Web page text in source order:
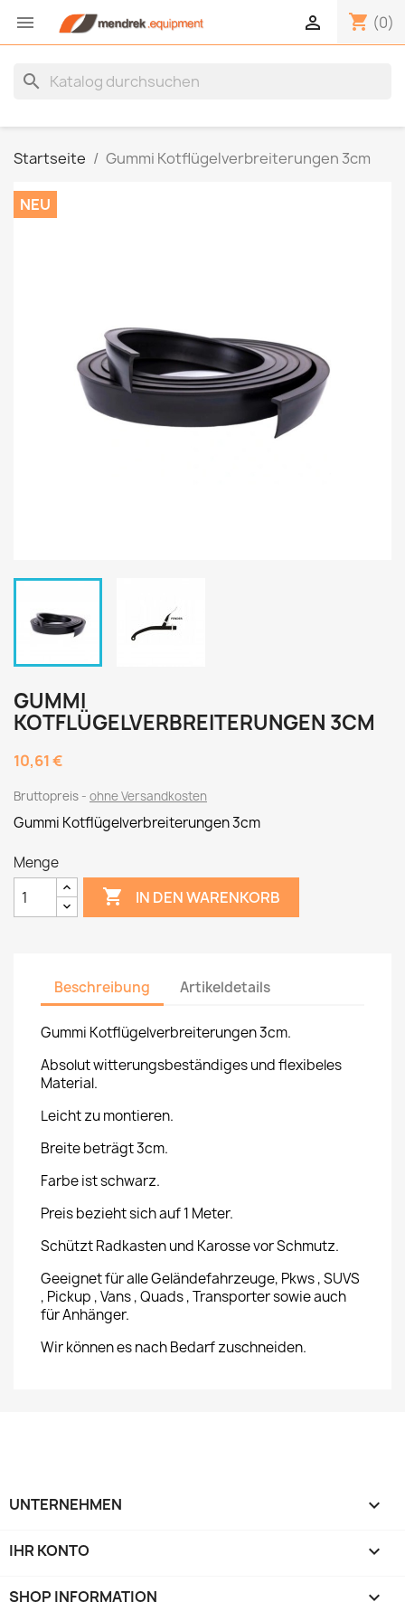
 shopping_cart (0)

search
Startseite Gummi Kotflügelverbreiterungen 3cm
NEU
GUMMI
KOTFLÜGELVERBREITERUNGEN 3CM
10,61 €
Bruttopreis ohne Versandkosten
Gummi Kotflügelverbreiterungen 3cm
Menge
 IN DEN WARENKORB
Beschreibung Artikeldetails
Gummi Kotflügelverbreiterungen 3cm.
Absolut witterungsbeständiges und flexibeles
Material.
Leicht zu montieren.
Breite beträgt 3cm.
Farbe ist schwarz.
Preis bezieht sich auf 1 Meter.
Schützt Radkasten und Karosse vor Schmutz.
Geeignet für alle Geländefahrzeuge, Pkws , SUVS
, Pickup , Vans , Quads , Transporter sowie auch
für Anhänger.
Wir können es nach Bedarf zuschneiden.
UNTERNEHMEN 
IHR KONTO 
SHOP INFORMATION keyboard_arrow_down